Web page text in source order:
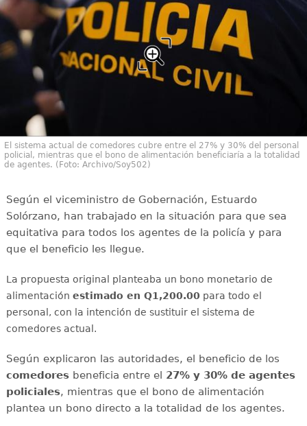
El sistema actual de comedores cubre entre el 27% y 30% del personal
policial, mientras que el bono de alimentación beneficiaría a la totalidad
de agentes. (Foto: Archivo/Soy502)
Según el viceministro de Gobernación, Estuardo
Solórzano, han trabajado en la situación para que sea
equitativa para todos los agentes de la policía y para
que el beneficio les llegue.
La propuesta original planteaba un bono monetario de
alimentación estimado en Q1,200.00 para todo el
personal, con la intención de sustituir el sistema de
comedores actual.
Según explicaron las autoridades, el beneficio de los
comedoresbeneficia entre el 27% y 30% de agentes
policiales, mientras que el bono de alimentación
plantea un bono directo a la totalidad de los agentes.